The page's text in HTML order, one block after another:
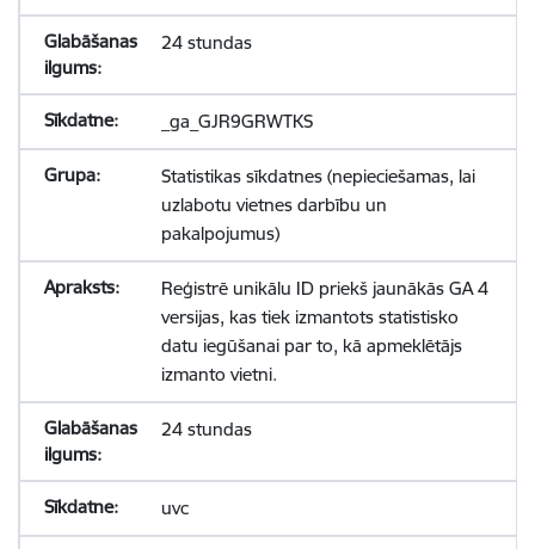
24 stundas
_ga_GJR9GRWTKS
Statistikas sīkdatnes (nepieciešamas, lai
uzlabotu vietnes darbību un
pakalpojumus)
Reģistrē unikālu ID priekš jaunākās GA 4
versijas, kas tiek izmantots statistisko
datu iegūšanai par to, kā apmeklētājs
izmanto vietni.
24 stundas
uvc